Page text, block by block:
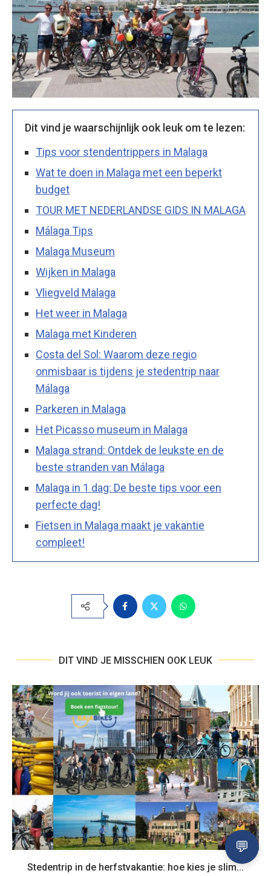
Dit vind je waarschijnlijk ook leuk om te lezen:
Tips voor stendentrippers in Malaga
Wat te doen in Malaga met een beperkt
budget
TOUR MET NEDERLANDSE GIDS IN MALAGA
Málaga Tips
Malaga Museum
Wijken in Malaga
Vliegveld Malaga
Het weer in Malaga
Malaga met Kinderen
Costa del Sol: Waarom deze regio
onmisbaar is tijdens je stedentrip naar
Málaga
Parkeren in Malaga
Het Picasso museum in Malaga
Malaga strand: Ontdek de leukste en de
beste stranden van Málaga
Malaga in 1 dag: De beste tips voor een
perfecte dag!
Fietsen in Malaga maakt je vakantie
compleet!
DIT VIND JE MISSCHIEN OOK LEUK
Stedentrip in de herfstvakantie: hoe kies je slim...